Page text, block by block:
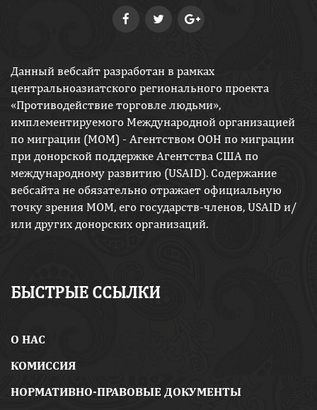
Данный вебсайт разработан в рамках
центральноазиатского регионального проекта
«Противодействие торговле людьми»,
имплементируемого Международной организацией
по миграции (МОМ) - Агентством ООН по миграции
при донорской поддержке Агентства США по
международному развитию (USAID). Содержание
вебсайта не обязательно отражает официальную
точку зрения МОМ, его государств-членов, USAID и/
или других донорских организаций.
БЫСТРЫЕ ССЫЛКИ
O НАС
КОМИССИЯ
НОРМАТИВНО-ПРАВОВЫЕ ДОКУМЕНТЫ